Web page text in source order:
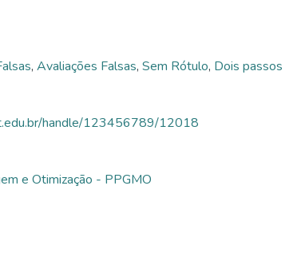
, Avaliações Falsas, Sem Rótulo, Dois passos
handle/123456789/12018
e Otimização - PPGMO